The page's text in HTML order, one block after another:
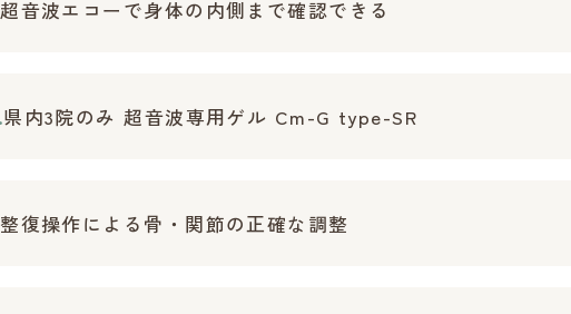
超音波エコーで身体の内側まで確認できる
県内3院のみ 超音波専用ゲル Cm-G type-SR
整復操作による骨・関節の正確な調整